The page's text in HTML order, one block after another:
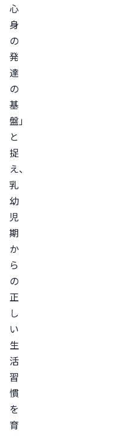
心
身
の
発
達
の
基
盤」
と
捉
え、
乳
幼
児
期
か
ら
の
正
し
い
生
活
習
慣
を
育